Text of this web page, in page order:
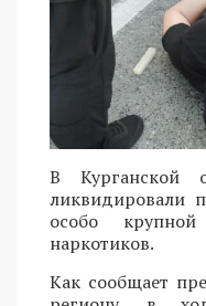
В Курганской
ликвидировали
особо крупной
наркотиков.
Как сообщает